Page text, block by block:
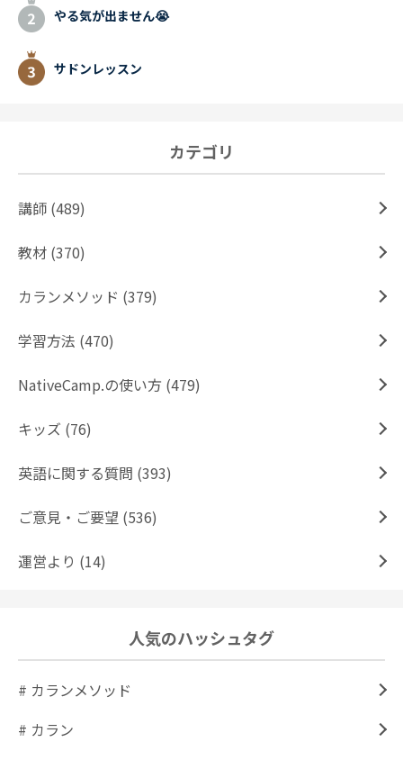
やる気が出ません😭
サドンレッスン
カテゴリ
講師 (489)
教材 (370)
カランメソッド (379)
学習方法 (470)
NativeCamp.の使い方 (479)
キッズ (76)
英語に関する質問 (393)
ご意見・ご要望 (536)
運営より (14)
人気のハッシュタグ
# カランメソッド
# カラン